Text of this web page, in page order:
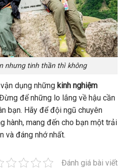
nhưng tinh thần thì không
dụng những kinh nghiệm
để những lo lắng về hậu cần
bạn. Hãy để đội ngũ chuyên
hành, mang đến cho bạn một trải
và đáng nhớ nhất.
Đánh giá bài viết